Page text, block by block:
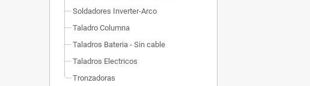
Soldadores Inverter-Arco
Taladro Columna
Taladros Bateria - Sin cable
Taladros Electricos
Tronzadoras